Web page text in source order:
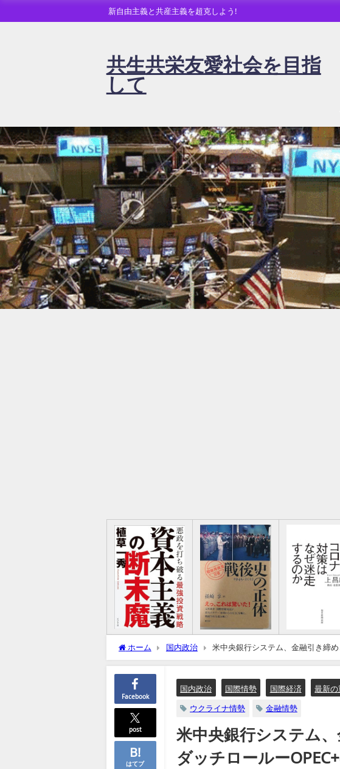
新自由主義と共産主義を超克しよう!
共生共栄友愛社会を目指
して
ホーム 国内政治
米中央銀行システム、金融引き締
ドル覇権体制崩壊か（追記：トランプ氏起訴問題）
Facebook
post
はてブ
国内政治 国際情勢 国際経済 最新
ウクライナ情勢
金融情勢
米中央銀行システム
ダッチロールー